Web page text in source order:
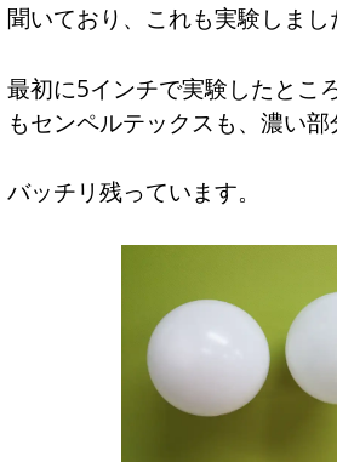
聞いており、これも実験しまし
最初に5インチで実験したとこ
もセンペルテックスも、濃い部
バッチリ残っています。